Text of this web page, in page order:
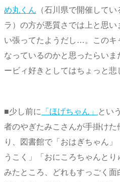
め丸くん （石川県で開催して
ラ）の方が悪質さでは上と思い
い張ってたようだし…。このキ
なっているのかと思ったらい
ービィ好きとしてはちょっと悲
■少し前に 「ほげちゃん」
とい
者のやぎたみこさんが手掛け
り、図書館で「おはぎちゃん
うこく」「おにころちゃんと
みたところ、どれもすっごく